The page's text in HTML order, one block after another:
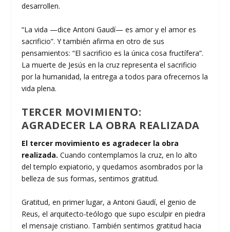
desarrollen.
“La vida —dice Antoni Gaudí— es amor y el amor es
sacrificio”. Y también afirma en otro de sus
pensamientos: “El sacrificio es la única cosa fructífera”.
La muerte de Jesús en la cruz representa el sacrificio
por la humanidad, la entrega a todos para ofrecernos la
vida plena.
TERCER MOVIMIENTO:
AGRADECER LA OBRA REALIZADA
El tercer movimiento es agradecer la obra
realizada.Cuando contemplamos la cruz, en lo alto
del templo expiatorio, y quedamos asombrados por la
belleza de sus formas, sentimos gratitud.
Gratitud, en primer lugar, a Antoni Gaudí, el genio de
Reus, el arquitecto-teólogo que supo esculpir en piedra
el mensaje cristiano. También sentimos gratitud hacia